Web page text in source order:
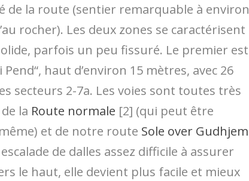
de la route (sentier remarquable à environ
rocher). Les deux zones se caractérisent
parfois un peu fissuré. Le premier est
haut d’environ 15 mètres, avec 26
secteurs 2-7a. Les voies sont toutes très
la Route normale [2] (qui peut être
et de notre route Sole over Gudhjem
de dalles assez difficile à assurer
le haut, elle devient plus facile et mieux